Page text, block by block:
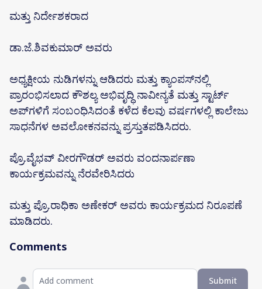
ಮತ್ತು ನಿರ್ದೇಶಕರಾದ
ಡಾ.ಜೆ.ಶಿವಕುಮಾರ್ ಅವರು
ಅಧ್ಯಕ್ಷೀಯ ನುಡಿಗಳನ್ನು ಆಡಿದರು ಮತ್ತು ಕ್ಯಾಂಪಸ್‌ನಲ್ಲಿ
ಪ್ರಾರಂಭಿಸಲಾದ ಕೌಶಲ್ಯ ಅಭಿವೃದ್ಧಿ ನಾವೀನ್ಯತೆ ಮತ್ತು ಸ್ಟಾರ್ಟ್‌
ಅಪ್‌ಗಳಿಗೆ ಸಂಬಂಧಿಸಿದಂತೆ ಕಳೆದ ಕೆಲವು ವರ್ಷಗಳಲ್ಲಿ ಕಾಲೇಜು
ಸಾಧನೆಗಳ ಅವಲೋಕನವನ್ನು ಪ್ರಸ್ತುತಪಡಿಸಿದರು.
ಪ್ರೊ.ವೈಭವ್ ವೀರಗೌಡರ್ ಅವರು ವಂದನಾರ್ಪಣಾ
ಕಾರ್ಯಕ್ರಮವನ್ನು ನೆರವೇರಿಸಿದರು
ಮತ್ತು ಪ್ರೊ.ರಾಧಿಕಾ ಅಣೇಕರ್ ಅವರು ಕಾರ್ಯಕ್ರಮದ ನಿರೂಪಣೆ
ಮಾಡಿದರು.
Comments
Submit